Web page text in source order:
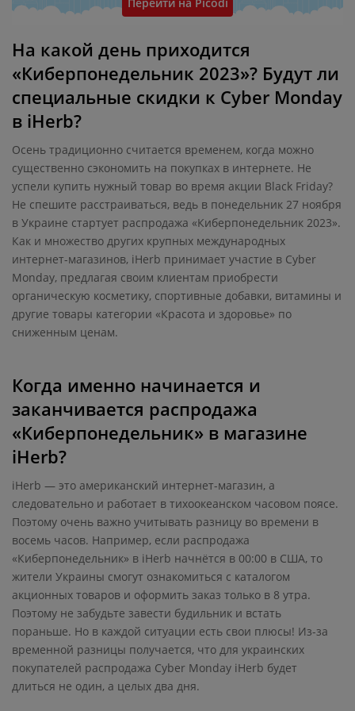
На какой день приходится
«Киберпонедельник 2023»? Будут ли
специальные скидки к Cyber Monday
в iHerb?
Осень традиционно считается временем, когда можно
существенно сэкономить на покупках в интернете. Не
успели купить нужный товар во время акции Black Friday?
Не спешите расстраиваться, ведь в понедельник 27 ноября
в Украине стартует распродажа «Киберпонедельник 2023».
Как и множество других крупных международных
интернет-магазинов, iHerb принимает участие в Cyber
Monday, предлагая своим клиентам приобрести
органическую косметику, спортивные добавки, витамины и
другие товары категории «Красота и здоровье» по
сниженным ценам.
Когда именно начинается и
заканчивается распродажа
«Киберпонедельник» в магазине
iHerb?
iHerb — это американский интернет-магазин, а
следовательно и работает в тихоокеанском часовом поясе.
Поэтому очень важно учитывать разницу во времени в
восемь часов. Например, если распродажа
«Киберпонедельник» в iHerb начнётся в 00:00 в США, то
жители Украины смогут ознакомиться с каталогом
акционных товаров и оформить заказ только в 8 утра.
Поэтому не забудьте завести будильник и встать
пораньше. Но в каждой ситуации есть свои плюсы! Из-за
временной разницы получается, что для украинских
покупателей распродажа Cyber Monday iHerb будет
длиться не один, а целых два дня.